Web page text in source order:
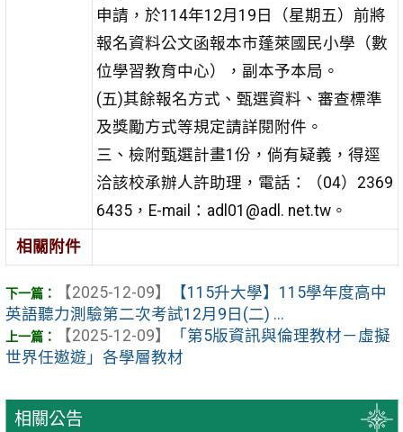
相關公告
申請，於114年12月19日（星期五）前將
報名資料公文函報本市蓬萊國民小學（數
位學習教育中心），副本予本局。
(五)其餘報名方式、甄選資料、審查標準
及獎勵方式等規定請詳閱附件。
三、檢附甄選計畫1份，倘有疑義，得逕
洽該校承辦人許助理，電話：（04）2369
6435，E-mail：adl01@adl. net.tw。
相關附件
【2025-12-09】
【115升大學】115學年度高中
英語聽力測驗第二次考試12月9日(二) ...
【2025-12-09】
「第5版資訊與倫理教材－虛擬
世界任遨遊」各學層教材